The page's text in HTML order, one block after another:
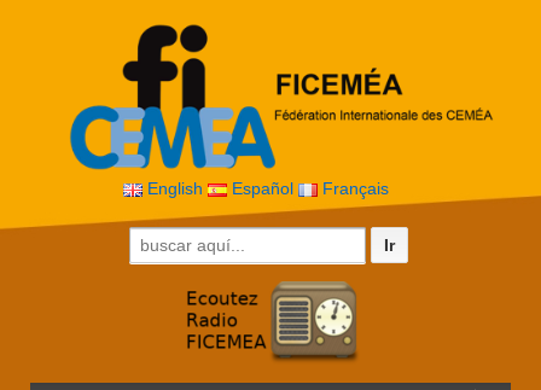
English Español Français
Buscar por: